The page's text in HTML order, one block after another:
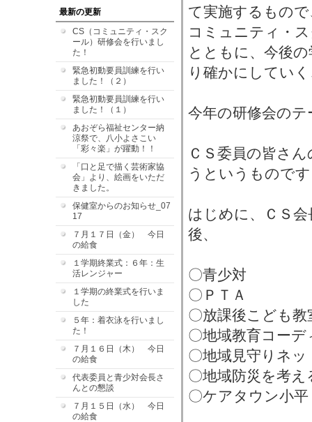
最新の更新
CS（コミュニティ・スク
ール）研修会を行いまし
た！
緊急初動要員訓練を行い
ました！（２）
緊急初動要員訓練を行い
ました！（１）
あおぞら福祉センター納
涼祭で、八小よさこい
「彩々楽」が躍動！！
「口と足で描く芸術家協
会」より、絵画をいただ
きました。
保健室からのお知らせ_07
17
７月１７日（金） 今日
の給食
１学期終業式：６年：生
活レンジャー
１学期の終業式を行いま
した
５年：着衣泳を行いまし
た！
７月１６日（木） 今日
の給食
代表委員と青少対会長さ
んとの懇談
７月１５日（水） 今日
の給食
て実施するもので
コミュニティ・
とともに、今後
り確かにしてい
今年の研修会のテ
ＣＳ委員の皆さ
うというもので
はじめに、ＣＳ
後、
〇青少対
〇ＰＴＡ
〇放課後こども教
〇地域教育コーデ
〇地域見守りネ
〇地域防災を考え
〇ケアタウン小平